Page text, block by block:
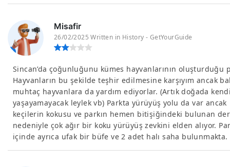
Misafir
26/02/2025 Written in History - GetYourGuide
Sincan’da çoğunluğunu kümes hayvanlarının oluşturduğu
Hayvanların bu şekilde teşhir edilmesine karşıyım ancak
muhtaç hayvanlara da yardım ediyorlar. (Artık doğada
yaşayamayacak leylek vb) Parkta yürüyüş yolu da var ancak
keçilerin kokusu ve parkın hemen bitişiğindeki bulunan
nedeniyle çok ağır bir koku yürüyüş zevkini elden alıyor.
içinde ayrıca ufak bir büfe ve 2 adet halı saha bulunmakta.